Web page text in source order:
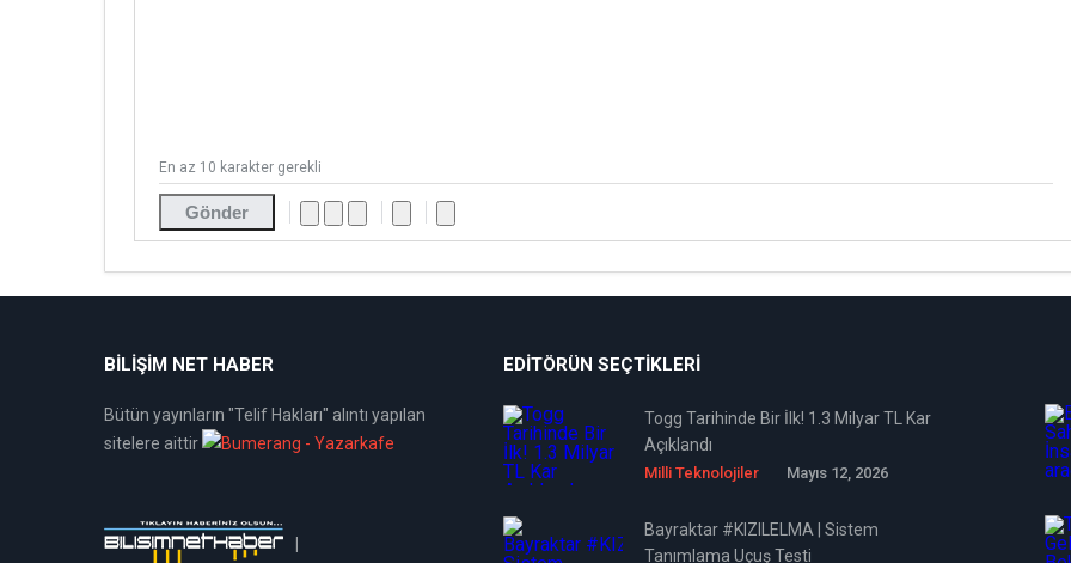
Gönder
En az 10 karakter gerekli
BİLİŞİM NET HABER
Bütün yayınların "Telif Hakları" alıntı yapılan
sitelere aittir
|
EDITÖRÜN SEÇTIKLERI
Togg Tarihinde Bir İlk! 1.3 Milyar TL Kar
Açıklandı
Milli Teknolojiler Mayıs 12, 2026
Bayraktar #KIZILELMA | Sistem
Tanımlama Uçuş Testi